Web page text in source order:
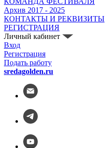
Архив 2017 - 2025
КОНТАКТЫ И РЕКВИЗИТЫ
РЕГИСТРАЦИЯ
Личный кабинет
Вход
Регистрация
Подать работу
sredagolden.ru